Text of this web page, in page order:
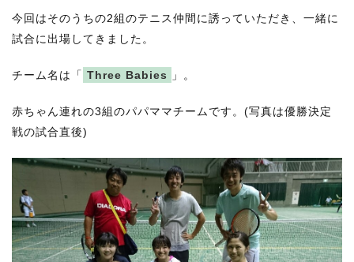
今回はそのうちの2組のテニス仲間に誘っていただき、一緒に
試合に出場してきました。
チーム名は「 Three Babies 」。
赤ちゃん連れの3組のパパママチームです。(写真は優勝決定
戦の試合直後)